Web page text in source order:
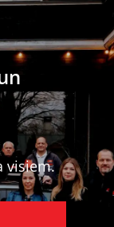
visiem.